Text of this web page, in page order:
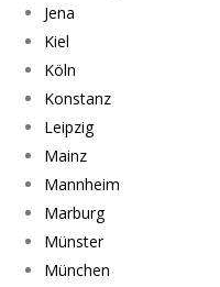
Jena
Kiel
Köln
Konstanz
Leipzig
Mainz
Mannheim
Marburg
Münster
München